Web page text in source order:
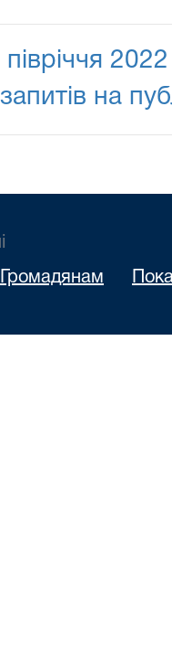
півріччя
на
Громадянам